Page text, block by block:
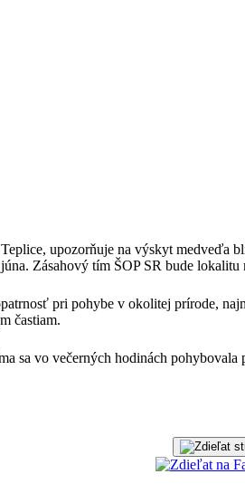
upozorňuje na výskyt
Zásahový tím ŠOP SR bude
pri pohybe v okolitej prírode,
častiam.
sa vo večerných hodinách